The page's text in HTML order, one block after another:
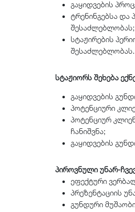
გაყიდვების
ტრენინგებსა და
შესაძლებლობას;
სტაჟირების
შესაძლებლობას.
სტაჟიორს შეხება
გაყიდვების
პოტენციური
პოტენციურ
ჩანიშვნა;
გაყიდვების
პიროვნული უნარ-
ეფექტური
პრეზენტაციის
გუნდური